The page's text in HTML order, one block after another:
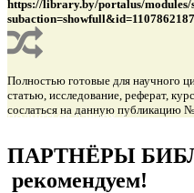
https://library.by/portalus/modules/
Полностью готовые для научного
статью, исследование, реферат,
сослаться на данную публикацию
подняться наверх ↑
ПАРТНЁРЫ
рекомендуем!